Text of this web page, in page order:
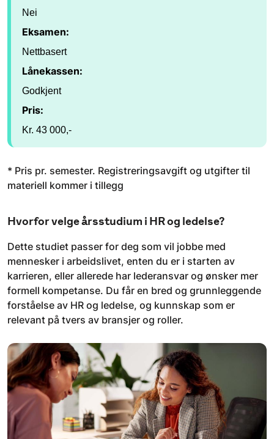
Nei
Eksamen:
Nettbasert
Lånekassen:
Godkjent
Pris:
Kr. 43 000,-
* Pris pr. semester. Registreringsavgift og utgifter til
materiell kommer i tillegg
Hvorfor velge årsstudium i HR og ledelse?
Dette studiet passer for deg som vil jobbe med
mennesker i arbeidslivet, enten du er i starten av
karrieren, eller allerede har lederansvar og ønsker mer
formell kompetanse. Du får en bred og grunnleggende
forståelse av HR og ledelse, og kunnskap som er
relevant på tvers av bransjer og roller.